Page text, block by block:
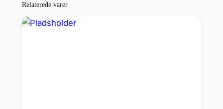
g
Relaterede varer